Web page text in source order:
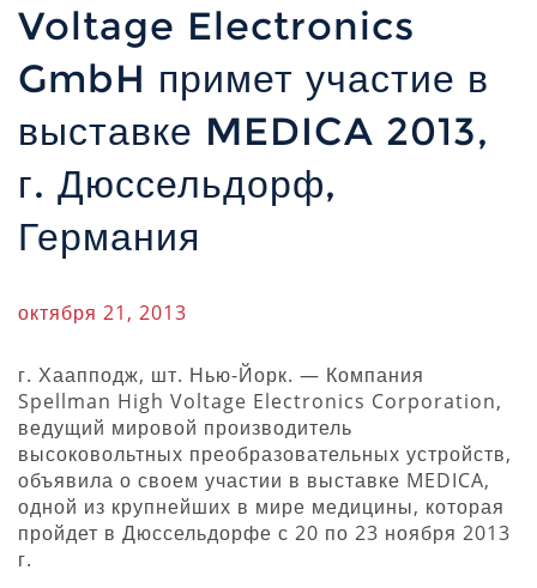
Voltage Electronics
GmbH примет участие в
выставке MEDICA 2013,
г. Дюссельдорф,
Германия
октября 21, 2013
г. Хаапподж, шт. Нью-Йорк. — Компания
Spellman High Voltage Electronics Corporation,
ведущий мировой производитель
высоковольтных преобразовательных устройств,
объявила о своем участии в выставке MEDICA,
одной из крупнейших в мире медицины, которая
пройдет в Дюссельдорфе с 20 по 23 ноября 2013
г.